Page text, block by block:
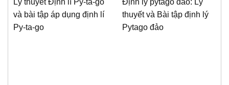
và bài tập áp dụng định lí
Py-ta-go
thuyết và Bài tập định lý
Pytago đảo